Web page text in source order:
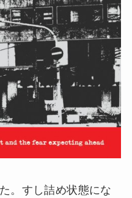
。すし詰め状態にな